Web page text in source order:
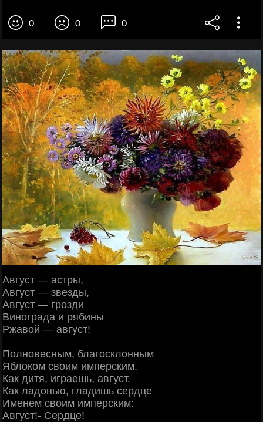
0 0 0
Август — астры,
Август — звезды,
Август — грозди
Винограда и рябины
Ржавой — август!
Полновесным, благосклонным
Яблоком своим имперским,
Как дитя, играешь, август.
Как ладонью, гладишь сердце
Именем своим имперским:
Август!- Сердце!